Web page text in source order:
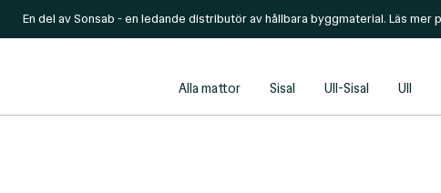
En del av Sonsab - en ledande distributör av hållbara byggmaterial. Läs mer
Alla mattor Sisal Ull-Sisal Ull